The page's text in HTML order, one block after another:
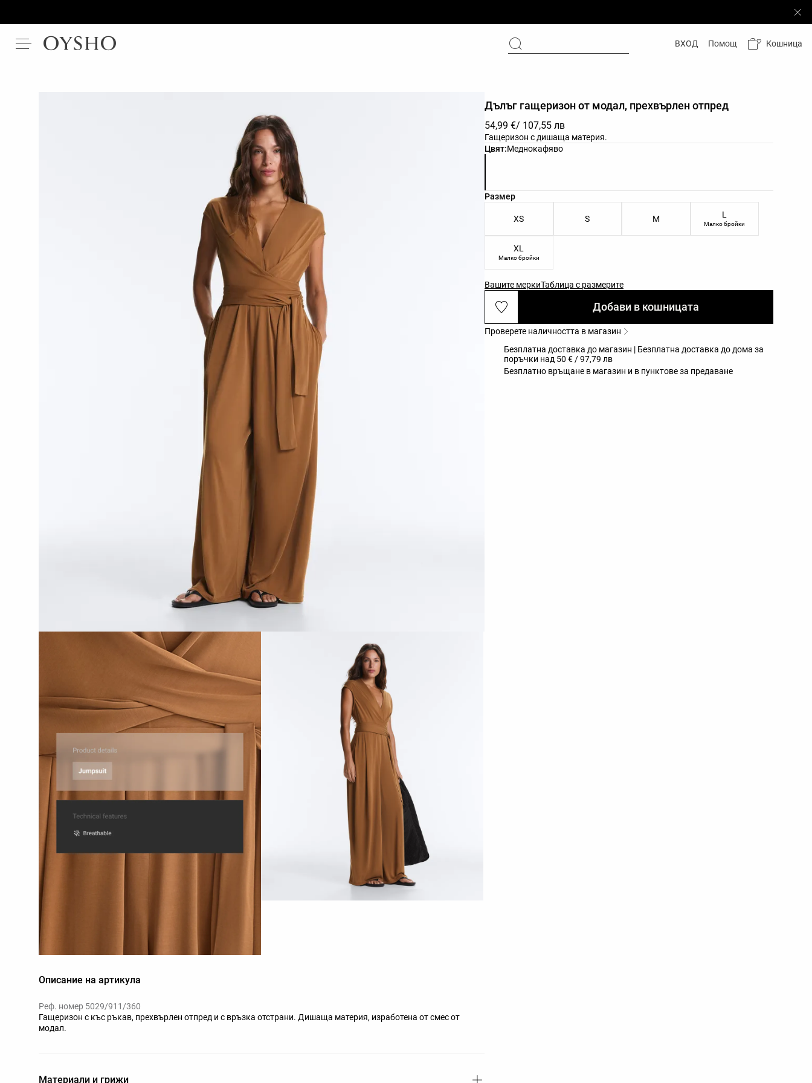
ВХОД Помощ Кошница
Описание на артикула
Реф. номер 5029/911/360
Гащеризон с къс ръкав, прехвърлен отпред и с връзка отстрани. Дишаща материя, изработена от смес от
модал.
Материали и грижи
Цвят:Меднокафяво
Списък с цветове на продукта
Дълъг гащеризон от модал, прехвърлен отпред
54,99 €/ 107,55 лв
Гащеризон с дишаща материя.
Размер
Списък с размери на продукта
XS S M L
Малко бройки
XL
Малко бройки
Вашите меркиТаблица с размерите
Добави в кошницата
Проверете наличността в магазин
Безплатна доставка до магазин | Безплатна доставка до дома за
поръчки над 50 € / 97,79 лв
Безплатно връщане в магазин и в пунктове за предаване